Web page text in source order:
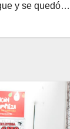
y se quedó…